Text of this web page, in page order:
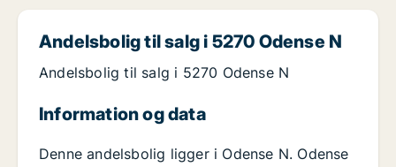
Andelsbolig til salg i 5270 Odense N
Andelsbolig til salg i 5270 Odense N
Information og data
Denne andelsbolig ligger i Odense N. Odense